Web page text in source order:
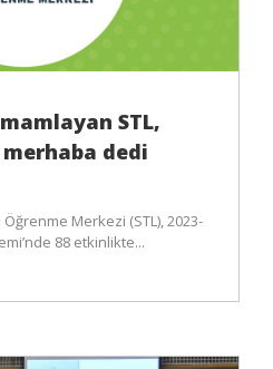
STL,
dedi
Merkezi (STL), 2023-
88 etkinlikte...